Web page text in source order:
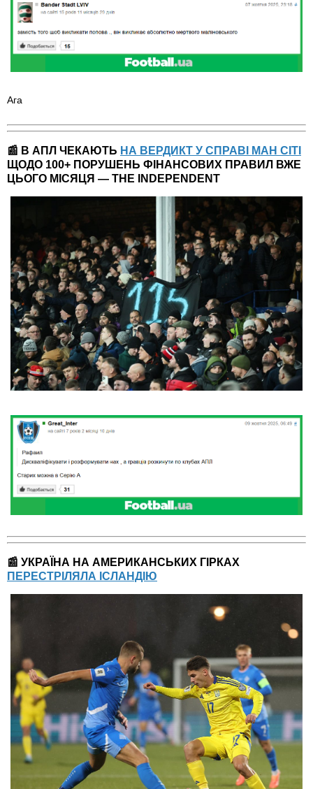
Ага
📰 В АПЛ ЧЕКАЮТЬ НА ВЕРДИКТ У СПРАВІ МАН СІТІ
ЩОДО 100+ ПОРУШЕНЬ ФІНАНСОВИХ ПРАВИЛ ВЖЕ
ЦЬОГО МІСЯЦЯ — THE INDEPENDENT
📰 УКРАЇНА НА АМЕРИКАНСЬКИХ ГІРКАХ
ПЕРЕСТРІЛЯЛА ІСЛАНДІЮ